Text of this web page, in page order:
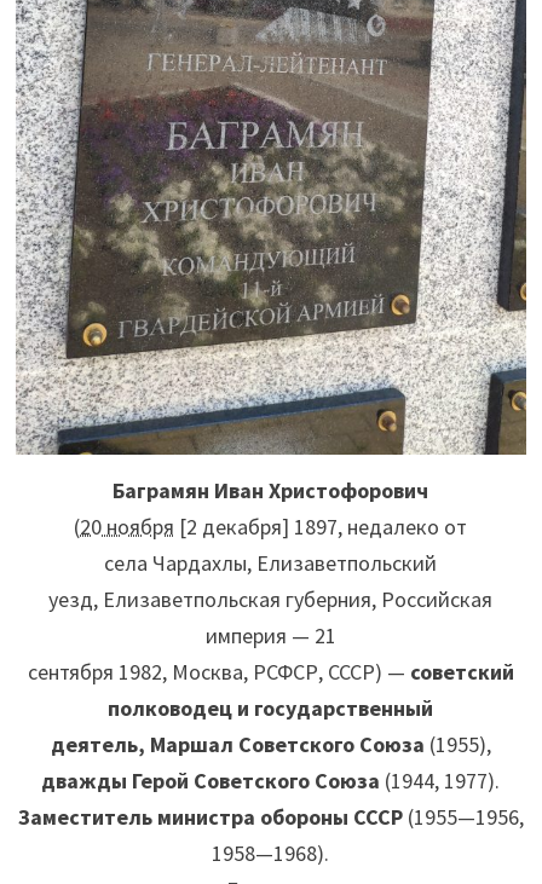
Баграмян Иван Христофорович
(20 ноября [2 декабря] 1897, недалеко от
села Чардахлы, Елизаветпольский
уезд, Елизаветпольская губерния, Российская
империя — 21
сентября 1982, Москва, РСФСР, СССР) — советский
полководец и государственный
деятель, Маршал Советского Союза (1955),
дважды Герой Советского Союза (1944, 1977).
Заместитель министра обороны СССР (1955—1956,
1958—1968).